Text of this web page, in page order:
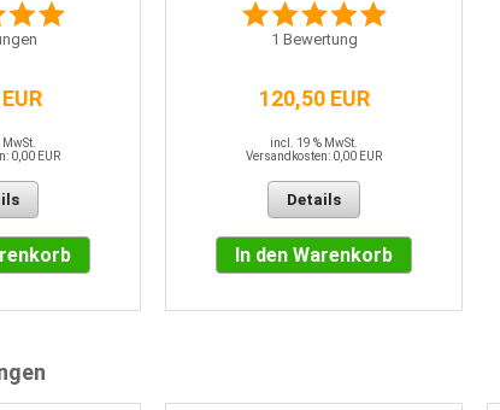
MwSt.
0,00 EUR
1 Bewertung
120,50 EUR
incl. 19 % MwSt.
Versandkosten: 0,00 EUR
Details
In den Warenkorb